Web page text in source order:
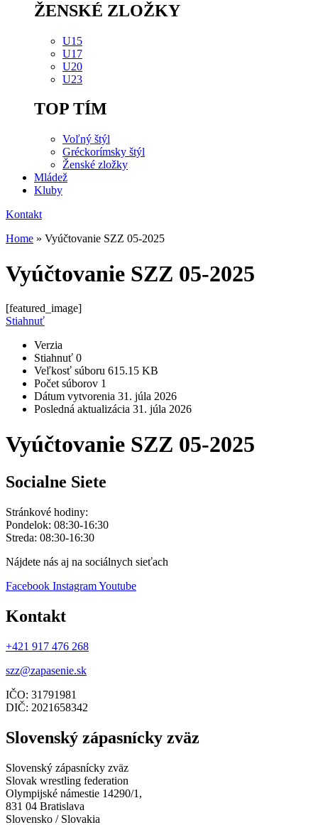
ŽENSKÉ ZLOŽKY
U15
U17
U20
U23
TOP TÍM
Voľný štýl
Gréckorímsky štýl
Ženské zložky
Mládež
Kluby
Kontakt
Home » Vyúčtovanie SZZ 05-2025
Vyúčtovanie SZZ 05-2025
[featured_image]
Stiahnuť
Verzia
Stiahnuť 0
Veľkosť súboru 615.15 KB
Počet súborov 1
Dátum vytvorenia 31. júla 2026
Posledná aktualizácia 31. júla 2026
Vyúčtovanie SZZ 05-2025
Socialne Siete
Stránkové hodiny:
Pondelok: 08:30-16:30
Streda: 08:30-16:30
Nájdete nás aj na sociálnych sieťach
Facebook InstagramYoutube
Kontakt
+421 917 476 268
szz@zapasenie.sk
IČO: 31791981
DIČ: 2021658342
Slovenský zápasnícky zväz
Slovenský zápasnícky zväz
Slovak wrestling federation
Olympijské námestie 14290/1,
831 04 Bratislava
Slovensko / Slovakia